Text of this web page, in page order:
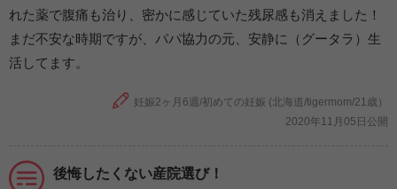
れた薬で腹痛も治り、密かに感じていた残尿感も消えました！
まだ不安な時期ですが、パパ協力の元、安静に（グータラ）生
活してます。
妊娠2ヶ月6週/初めての妊娠 (北海道/tigermom/21歳）
2020年11月05日公開
後悔したくない産院選び！